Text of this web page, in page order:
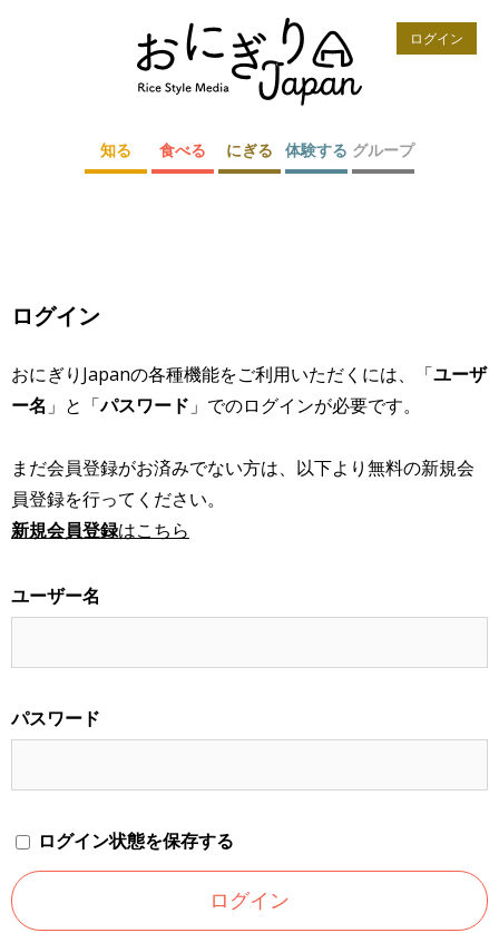
ログイン
知る 食べる にぎる 体験する グループ
ログイン
おにぎりJapanの各種機能をご利用いただくには、「ユーザ
ー名 」と「パスワード 」でのログインが必要です。
まだ会員登録がお済みでない方は、以下より無料の新規会
員登録を行ってください。
新規会員登録はこちら
ユーザー名
パスワード
ログイン状態を保存する